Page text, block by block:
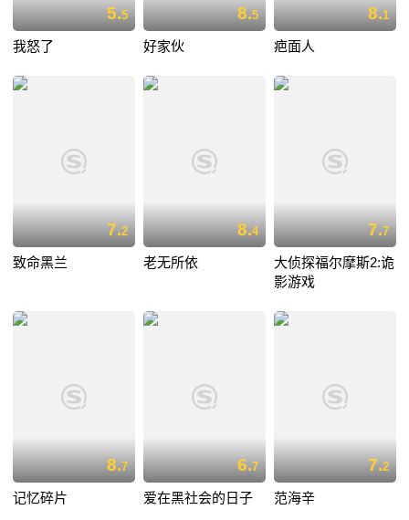
5.5
我怒了
8.5
好家伙
8.1
疤面人
7.2
致命黑兰
8.4
老无所依
7.7
大侦探福尔摩斯2:诡
影游戏
8.7
记忆碎片
6.7
爱在黑社会的日子
7.2
范海辛